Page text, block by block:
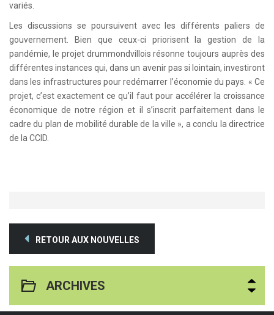
variés.
Les discussions se poursuivent avec les différents paliers de
gouvernement. Bien que ceux-ci priorisent la gestion de la
pandémie, le projet drummondvillois résonne toujours auprès des
différentes instances qui, dans un avenir pas si lointain, investiront
dans les infrastructures pour redémarrer l’économie du pays. « Ce
projet, c’est exactement ce qu’il faut pour accélérer la croissance
économique de notre région et il s’inscrit parfaitement dans le
cadre du plan de mobilité durable de la ville », a conclu la directrice
de la CCID.
RETOUR AUX NOUVELLES
ARCHIVES